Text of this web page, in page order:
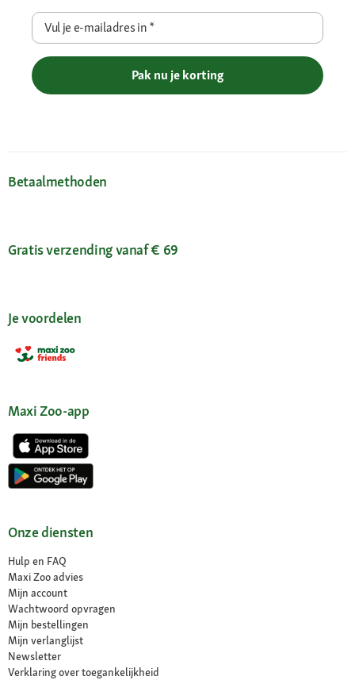
Vul je e-mailadres in*
Pak nu je korting
Betaalmethoden
Gratis verzending vanaf € 69
Je voordelen
Maxi Zoo-app
Onze diensten
Hulp en FAQ
Maxi Zoo advies
Mijn account
Wachtwoord opvragen
Mijn bestellingen
Mijn verlanglijst
Newsletter
Verklaring over toegankelijkheid